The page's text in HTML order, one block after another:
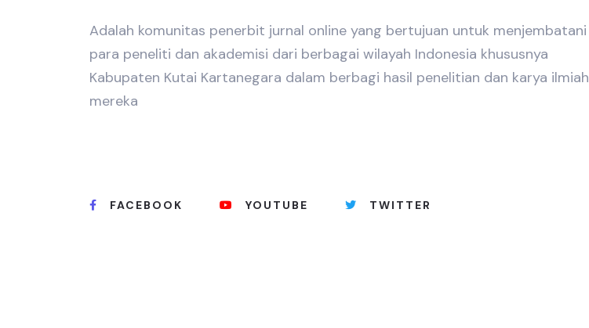
Adalah komunitas penerbit jurnal online yang bertujuan untuk menjembatani
para peneliti dan akademisi dari berbagai wilayah Indonesia khususnya
Kabupaten Kutai Kartanegara dalam berbagi hasil penelitian dan karya ilmiah
mereka
FACEBOOK YOUTUBE TWITTER